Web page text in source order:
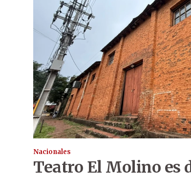
Nacionales
Teatro El Molino es